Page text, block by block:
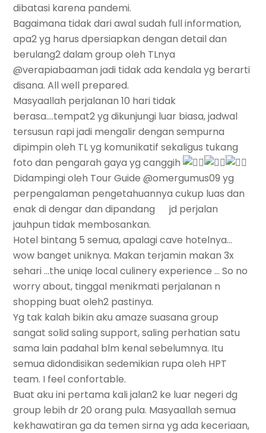
dibatasi karena pandemi.
Bagaimana tidak dari awal sudah full information,
apa2 yg harus dpersiapkan dengan detail dan
berulang2 dalam group oleh TLnya
@verapiabaaman jadi tidak ada kendala yg berarti
disana. All well prepared.
Masyaallah perjalanan 10 hari tidak
berasa….tempat2 yg dikunjungi luar biasa, jadwal
tersusun rapi jadi mengalir dengan sempurna
dipimpin oleh TL yg komunikatif sekaligus tukang
foto dan pengarah gaya yg canggih
Didampingi oleh Tour Guide @omergumus09 yg
perpengalaman pengetahuannya cukup luas dan
enak di dengar dan dipandang
jd perjalan
jauhpun tidak membosankan.
Hotel bintang 5 semua, apalagi cave hotelnya…
wow banget uniknya. Makan terjamin makan 3x
sehari …the uniqe local culinery experience … So no
worry about, tinggal menikmati perjalanan n
shopping buat oleh2 pastinya.
Yg tak kalah bikin aku amaze suasana group
sangat solid saling support, saling perhatian satu
sama lain padahal blm kenal sebelumnya. Itu
semua didondisikan sedemikian rupa oleh HPT
team. I feel confortable.
Buat aku ini pertama kali jalan2 ke luar negeri dg
group lebih dr 20 orang pula. Masyaallah semua
kekhawatiran ga da temen sirna yg ada keceriaan,